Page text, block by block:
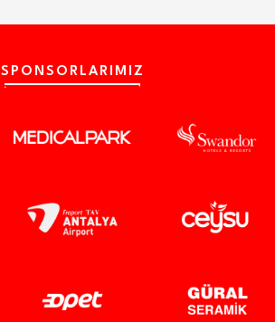
SPONSORLARIMIZ